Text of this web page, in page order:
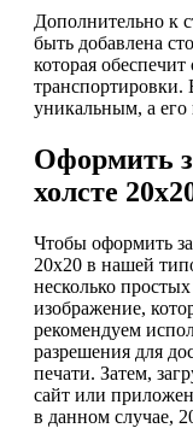
Дополнительно к
быть добавлена
которая
транспортировки.
уникальным, а
Оформить
холсте
Чтобы оформить
20х20 в нашей
несколько
изображение,
рекомендуем
разрешения для
печати. Затем,
сайт или
в данном случае,